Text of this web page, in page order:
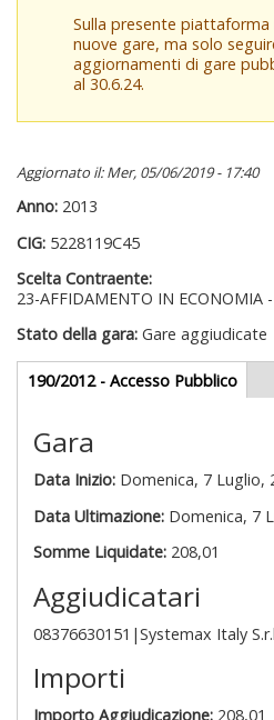
Sulla presente
nuove gare, ma solo
aggiornamenti di gare
al 30.6.24.
Aggiornato il: Mer, 05/06/2019 - 17:40
Anno: 2013
CIG: 5228119C45
Scelta Contraente:
23-AFFIDAMENTO IN ECONOMIA
Stato della gara: Gare aggiudicate
Gare appalti
190/2012 - Accesso Pubblico
Gara
Data Inizio: Domenica, 7 Luglio,
Data Ultimazione: Domenica, 7
Somme Liquidate: 208,01
Aggiudicatari
08376630151|Systemax Italy
Importi
Importo Aggiudicazione: 208,01